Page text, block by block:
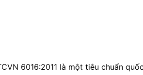
6016:2011 là một tiêu chuẩn